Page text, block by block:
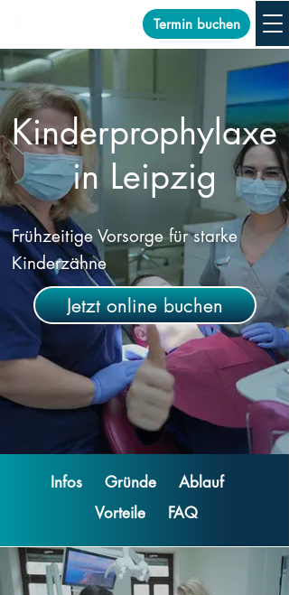
Termin buchen
Kinderprophylaxe
in Leipzig
Frühzeitige Vorsorge für starke
Kinderzähne
Jetzt online buchen
Infos Gründe
Ablauf
Vorteile
FAQ